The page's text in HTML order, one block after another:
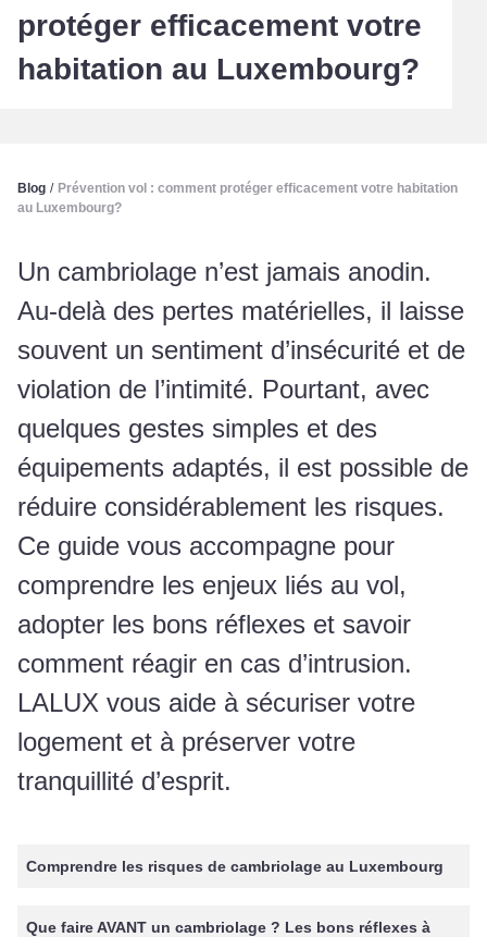
protéger efficacement votre
habitation au Luxembourg?
Blog / Prévention vol : comment protéger efficacement votre habitation
au Luxembourg?
Un cambriolage n’est jamais anodin.
Au-delà des pertes matérielles, il laisse
souvent un sentiment d’insécurité et de
violation de l’intimité. Pourtant, avec
quelques gestes simples et des
équipements adaptés, il est possible de
réduire considérablement les risques.
Ce guide vous accompagne pour
comprendre les enjeux liés au vol,
adopter les bons réflexes et savoir
comment réagir en cas d’intrusion.
LALUX vous aide à sécuriser votre
logement et à préserver votre
tranquillité d’esprit.
Comprendre les risques de cambriolage au Luxembourg
Que faire AVANT un cambriolage ? Les bons réflexes à